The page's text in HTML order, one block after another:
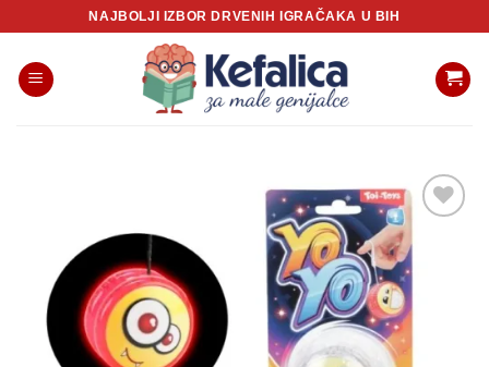
content
NAJBOLJI IZBOR DRVENIH IGRAČAKA U BIH
proizvod